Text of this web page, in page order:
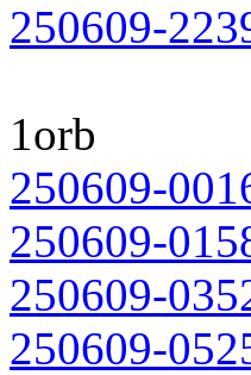
250609-
1orb
250609-
250609-
250609-
250609-